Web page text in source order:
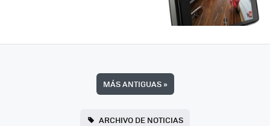
MÁS ANTIGUAS»
ARCHIVO DE NOTICIAS